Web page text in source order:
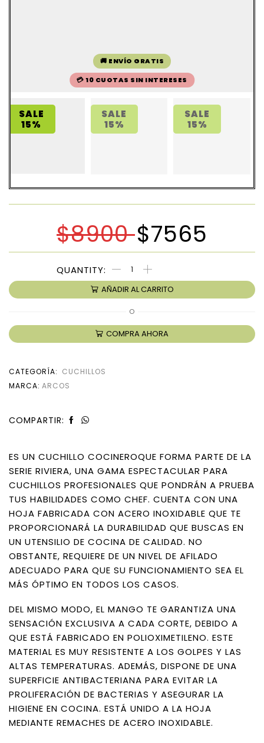
🚚 ENVÍO GRATIS
💳 10 CUOTAS SIN INTERESES
SALE
15%
SALE
15%
SALE
15%
$8900 $7565
AÑADIR AL CARRITO
O
COMPRA AHORA
CATEGORÍA: CUCHILLOS
MARCA: ARCOS
COMPARTIR:
ES UN CUCHILLO COCINEROQUE FORMA PARTE DE LA
SERIE RIVIERA, UNA GAMA ESPECTACULAR PARA
CUCHILLOS PROFESIONALES QUE PONDRÁN A PRUEBA
TUS HABILIDADES COMO CHEF. CUENTA CON UNA
HOJA FABRICADA CON ACERO INOXIDABLE QUE TE
PROPORCIONARÁ LA DURABILIDAD QUE BUSCAS EN
UN UTENSILIO DE COCINA DE CALIDAD. NO
OBSTANTE, REQUIERE DE UN NIVEL DE AFILADO
ADECUADO PARA QUE SU FUNCIONAMIENTO SEA EL
MÁS ÓPTIMO EN TODOS LOS CASOS.
DEL MISMO MODO, EL MANGO TE GARANTIZA UNA
SENSACIÓN EXCLUSIVA A CADA CORTE, DEBIDO A
QUE ESTÁ FABRICADO EN POLIOXIMETILENO. ESTE
MATERIAL ES MUY RESISTENTE A LOS GOLPES Y LAS
ALTAS TEMPERATURAS. ADEMÁS, DISPONE DE UNA
SUPERFICIE ANTIBACTERIANA PARA EVITAR LA
PROLIFERACIÓN DE BACTERIAS Y ASEGURAR LA
HIGIENE EN COCINA. ESTÁ UNIDO A LA HOJA
MEDIANTE REMACHES DE ACERO INOXIDABLE.